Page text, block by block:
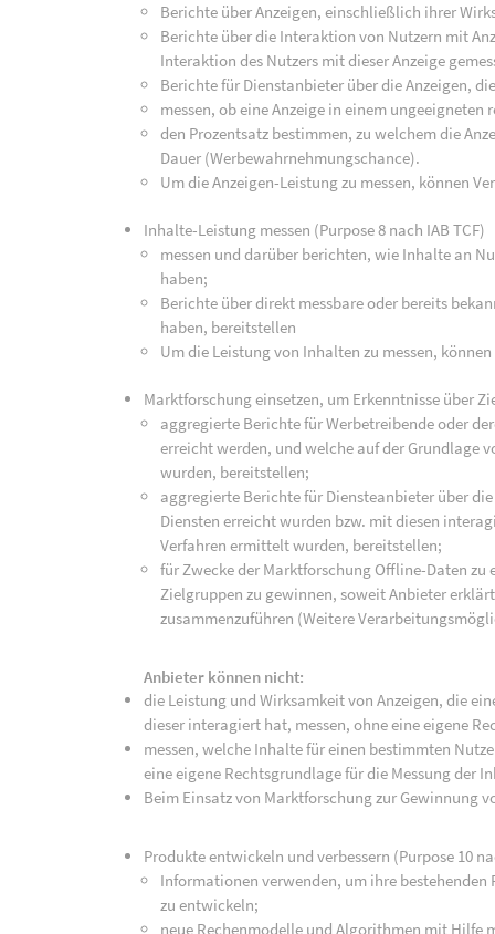
Berichte über Anzeigen, einschließlich ihrer
Berichte über die Interaktion von Nutzern mit
Interaktion des Nutzers mit dieser Anzeige
Berichte für Dienstanbieter über die Anzeigen,
messen, ob eine Anzeige in einem
den Prozentsatz bestimmen, zu welchem die
Dauer (Werbewahrnehmungschance).
Um die Anzeigen-Leistung zu messen, können
Inhalte-Leistung messen (Purpose 8 nach IAB TCF)
messen und darüber berichten, wie Inhalte an
haben;
Berichte über direkt messbare oder bereits
haben, bereitstellen
Um die Leistung von Inhalten zu messen,
Marktforschung einsetzen, um Erkenntnisse über
aggregierte Berichte für Werbetreibende oder
erreicht werden, und welche auf der Grundlage
wurden, bereitstellen;
aggregierte Berichte für Diensteanbieter über
Diensten erreicht wurden bzw. mit diesen
Verfahren ermittelt wurden, bereitstellen;
für Zwecke der Marktforschung Offline-Daten
Zielgruppen zu gewinnen, soweit Anbieter
zusammenzuführen (Weitere
Anbieter können nicht:
die Leistung und Wirksamkeit von Anzeigen, die
dieser interagiert hat, messen, ohne eine eigene
messen, welche Inhalte für einen bestimmten
eine eigene Rechtsgrundlage für die Messung der
Beim Einsatz von Marktforschung zur Gewinnung
Produkte entwickeln und verbessern (Purpose 10
Informationen verwenden, um ihre bestehenden
zu entwickeln;
neue Rechenmodelle und Algorithmen mit Hilfe